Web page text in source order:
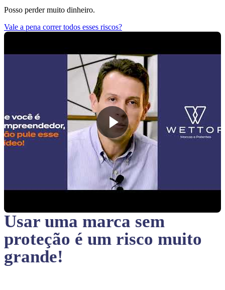
Posso perder muito dinheiro.
Vale a pena correr todos esses riscos?
Usar uma marca sem
proteção é um risco muito
grande!